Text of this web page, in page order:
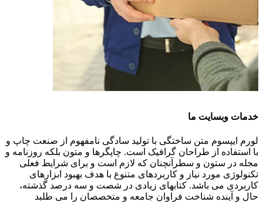
خدمات وبسایت ما
لورم ایپسوم متن ساختگی با تولید سادگی نامفهوم از صنعت چاپ و
با استفاده از طراحان گرافیک است. چاپگرها و متون بلکه روزنامه و
مجله در ستون و سطرآنچنان که لازم است و برای شرایط فعلی
تکنولوژی مورد نیاز و کاربردهای متنوع با هدف بهبود ابزارهای
کاربردی می باشد. کتابهای زیادی در شصت و سه درصد گذشته،
حال و آینده شناخت فراوان جامعه و متخصصان را می طلبد